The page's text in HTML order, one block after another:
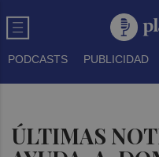
PODCASTS PUBLICIDAD
ÚLTIMAS